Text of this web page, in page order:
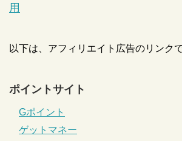
用
以下は、アフィリエイト広告のリンクで
ポイントサイト
Gポイント
ゲットマネー